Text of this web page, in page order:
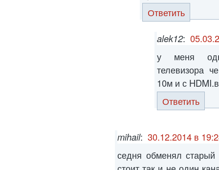
Ответить
alek12:
у меня
телевизора
10м и с
Ответить
mihail: 30.12.2014 в
седня обменял